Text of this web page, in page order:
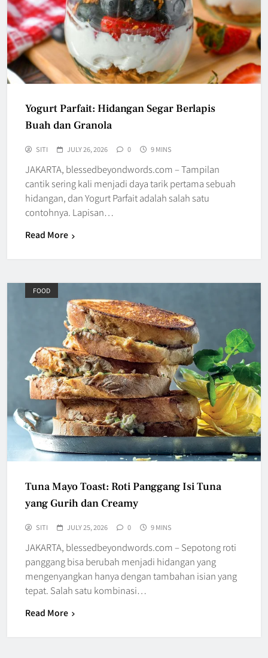
Yogurt Parfait: Hidangan Segar Berlapis
Buah dan Granola
SITI JULY 26, 2026 0 9 MINS
JAKARTA, blessedbeyondwords.com – Tampilan
cantik sering kali menjadi daya tarik pertama sebuah
hidangan, dan Yogurt Parfait adalah salah satu
contohnya. Lapisan…
Read More
FOOD
Tuna Mayo Toast: Roti Panggang Isi Tuna
yang Gurih dan Creamy
SITI JULY 25, 2026 0 9 MINS
JAKARTA, blessedbeyondwords.com – Sepotong roti
panggang bisa berubah menjadi hidangan yang
mengenyangkan hanya dengan tambahan isian yang
tepat. Salah satu kombinasi…
Read More